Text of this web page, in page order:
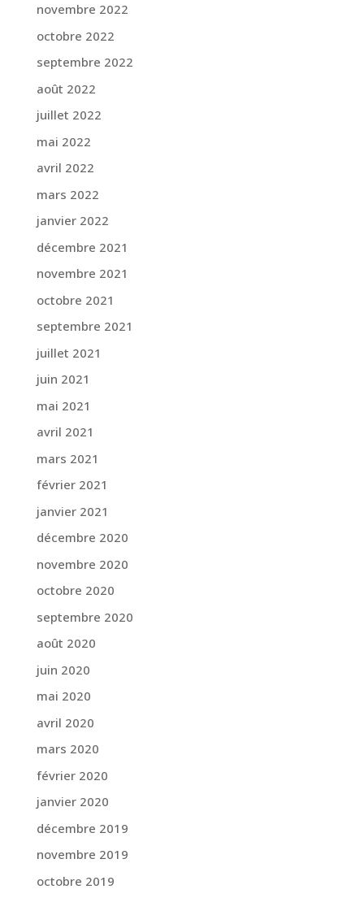
novembre 2022
octobre 2022
septembre 2022
août 2022
juillet 2022
mai 2022
avril 2022
mars 2022
janvier 2022
décembre 2021
novembre 2021
octobre 2021
septembre 2021
juillet 2021
juin 2021
mai 2021
avril 2021
mars 2021
février 2021
janvier 2021
décembre 2020
novembre 2020
octobre 2020
septembre 2020
août 2020
juin 2020
mai 2020
avril 2020
mars 2020
février 2020
janvier 2020
décembre 2019
novembre 2019
octobre 2019